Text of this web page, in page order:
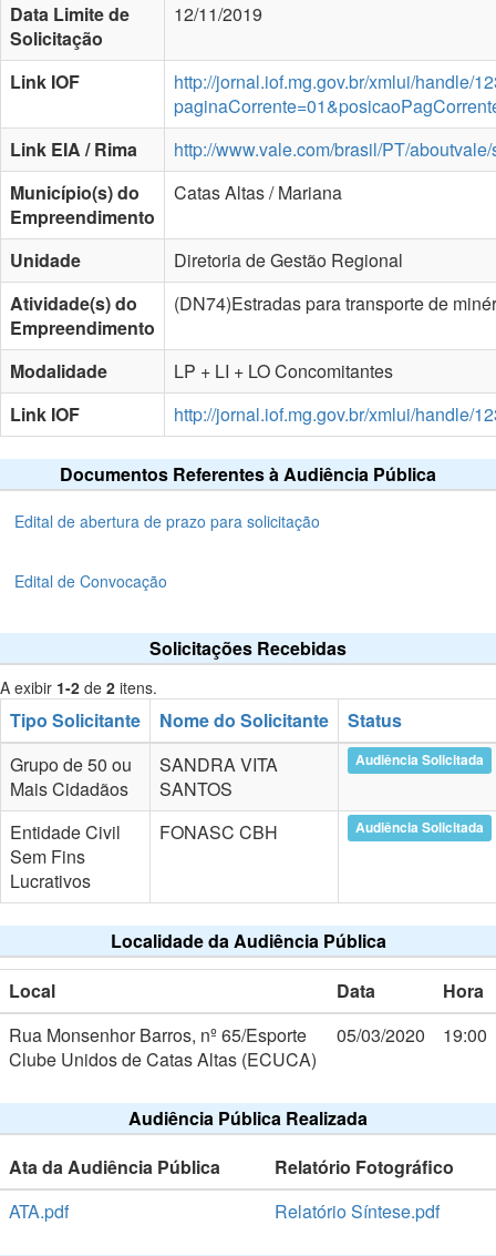
Data Limite de
Solicitação
12/11/2019
Link IOF
http://jornal.iof.mg.gov.br/xmlui/handle/
Link EIA / Rima
http://www.vale.com/brasil/PT/
Município(s) do
Empreendimento
Catas Altas / Mariana
Unidade
Diretoria de Gestão Regional
Atividade(s) do
Empreendimento
(DN74)Estradas para transporte de
Modalidade
LP + LI + LO Concomitantes
Link IOF
http://jornal.iof.mg.gov.br/xmlui/handle/
Documentos Referentes à Audiência Pública
Edital de abertura de prazo para solicitação
Edital de Convocação
Solicitações Recebidas
A exibir 1-2 de 2 itens.
Tipo Solicitante Nome do Solicitante
Status
Grupo de 50 ou
Mais Cidadãos
SANDRA VITA
SANTOS
Audiência Solicitada
Entidade Civil
Sem Fins
Lucrativos
FONASC CBH Audiência Solicitada
Localidade da Audiência Pública
Local
Data
Hora
Rua Monsenhor Barros, nº 65/Esporte
Clube Unidos de Catas Altas (ECUCA)
05/03/2020 19:00
Audiência Pública Realizada
Ata da Audiência Pública
Relatório Fotográfico
ATA.pdf
Relatório Síntese.pdf